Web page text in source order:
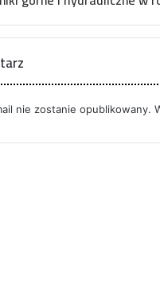
nie zostanie opublikowany.